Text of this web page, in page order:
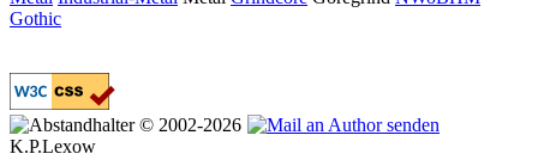
Gothic
© 2002-2026
K.P.Lexow